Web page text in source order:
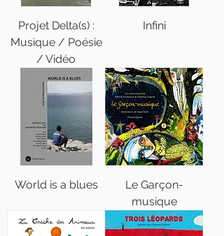
Projet Delta(s) :
Musique / Poésie
/ Vidéo
Infini
World is a blues
Le Garçon-
musique